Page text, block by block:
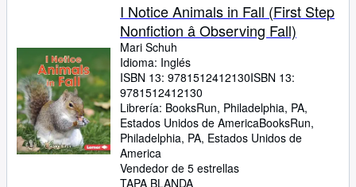
I Notice Animals in Fall (First Step
Nonfiction â Observing Fall)
Mari Schuh
Idioma: Inglés
ISBN 13: 9781512412130ISBN 13:
9781512412130
Librería: BooksRun, Philadelphia, PA,
Estados Unidos de AmericaBooksRun,
Philadelphia, PA, Estados Unidos de
America
Vendedor de 5 estrellas
TAPA BLANDA